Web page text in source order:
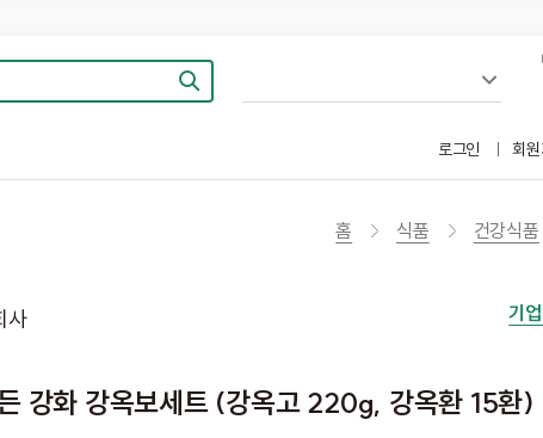
로그인 회
홈 식품 건강식품
사 기
강화 강옥보세트 (강옥고 220g, 강옥환 15환)